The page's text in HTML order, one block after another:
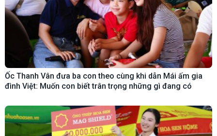
Ốc Thanh Vân đưa ba con theo cùng khi dẫn Mái ấm gia
đình Việt: Muốn con biết trân trọng những gì đang có